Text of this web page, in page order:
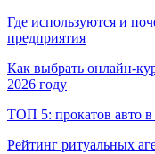
Где используются и
предприятия
Как выбрать онлайн-
2026 году
ТОП 5: прокатов авто в
Рейтинг ритуальных